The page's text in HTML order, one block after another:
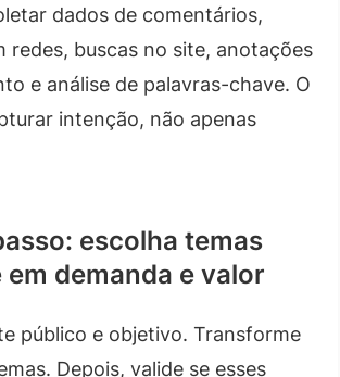
dados de comentários,
redes, buscas no site, anotações
e análise de palavras-chave. O
intenção, não apenas
escolha temas
em demanda e valor
público e objetivo. Transforme
Depois, valide se esses